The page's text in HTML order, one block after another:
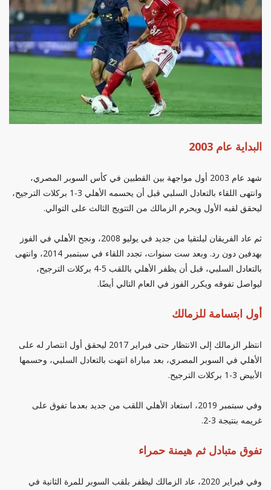
البداية عام 2003
شهد عام 2003 أول مواجهة بين القطبين في كأس السوبر المصري،
وانتهى اللقاء بالتعادل السلبي قبل أن يحسمه الأهلي 3-1 بركلات الترجيح،
ليحقق لقبه الأول ويحرم الزمالك من التتويج الثالث على التوالي.
ثم عاد الفريقان ليلتقيا من جديد في يوليو 2008، ونجح الأهلي في الفوز
بهدفين دون رد. وبعد ست سنوات، تجدد اللقاء في سبتمبر 2014، وانتهى
بالتعادل السلبي، قبل أن يظفر الأهلي باللقب 5-4 بركلات الترجيح،
ليواصل تفوقه ويكرر الفوز في العام التالي أيضًا.
أول ابتسامة للزمالك
انتظر الزمالك إلى الانتظار حتى فبراير 2017 ليحقق أول انتصار له على
الأهلي في السوبر المصري، بعد مباراة انتهت بالتعادل السلبي، وحسمها
الأبيض 3-1 بركلات الترجيح.
وفي سبتمبر 2019، استعاد الأهلي اللقب من جديد بعدما تفوق على
غريمه بنتيجة 3-2.
تفوق متبادل ثم هيمنة حمراء
وفي فبراير 2020، عاد الزمالك ليظفر بلقب السوبر للمرة الثانية في